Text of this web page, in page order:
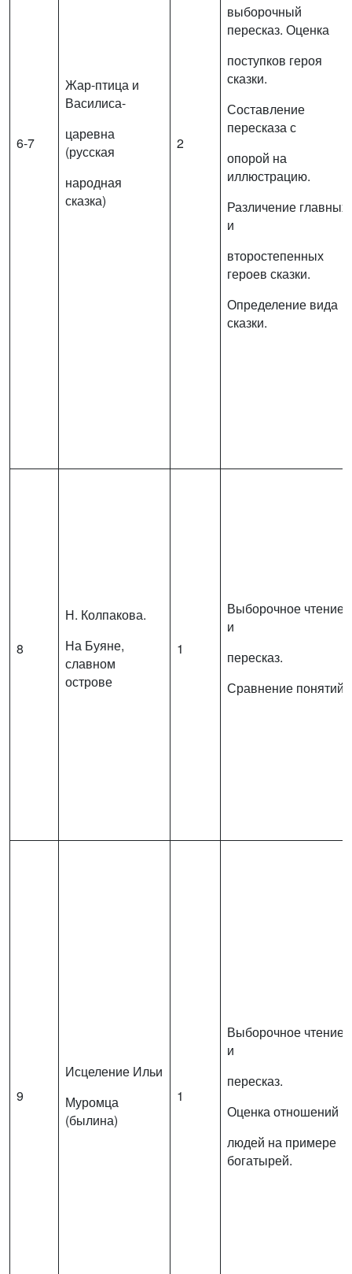
6-7
Жар-птица и
Василиса-
царевна
(русская
народная
сказка)
2
выборочный
пересказ. Оценка
поступков героя
сказки.
Составление
пересказа с
опорой на
иллюстрацию.
Различение главных
и
второстепенных
героев сказки.
Определение вида
сказки.
8
Н. Колпакова.
На Буяне,
славном
острове
1
Выборочное чтение
и
пересказ.
Сравнение понятий.
9
Исцеление Ильи
Муромца
(былина)
1
Выборочное чтение
и
пересказ.
Оценка отношений
людей на примере
богатырей.